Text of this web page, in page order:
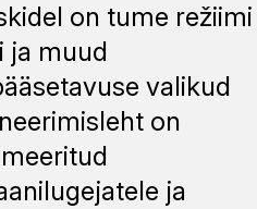
on tume režiimi
ja muud
valikud
on
ja